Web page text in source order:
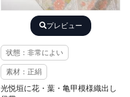
プレビュー
状態：非常によい
素材：正絹
光悦垣に花・葉・亀甲模様織出し